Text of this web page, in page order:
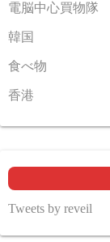
電脳中心買物隊
韓国
食べ物
香港
Tweets by reveil